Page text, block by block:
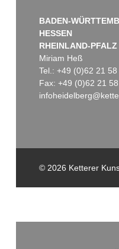
BADEN-
HESSEN
RHEINLAND-PFALZ
Miriam Heß
Tel.: +49 (0)62 21
Fax: +49 (0)62 21
© 2026 Ketterer